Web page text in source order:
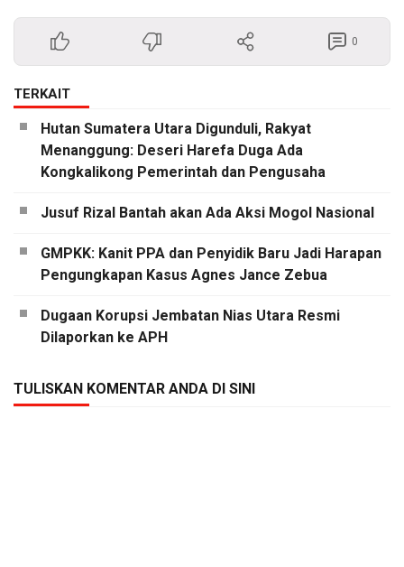
0
TERKAIT
Hutan Sumatera Utara Digunduli, Rakyat
Menanggung: Deseri Harefa Duga Ada
Kongkalikong Pemerintah dan Pengusaha
Jusuf Rizal Bantah akan Ada Aksi Mogol Nasional
GMPKK: Kanit PPA dan Penyidik Baru Jadi Harapan
Pengungkapan Kasus Agnes Jance Zebua
Dugaan Korupsi Jembatan Nias Utara Resmi
Dilaporkan ke APH
TULISKAN KOMENTAR ANDA DI SINI